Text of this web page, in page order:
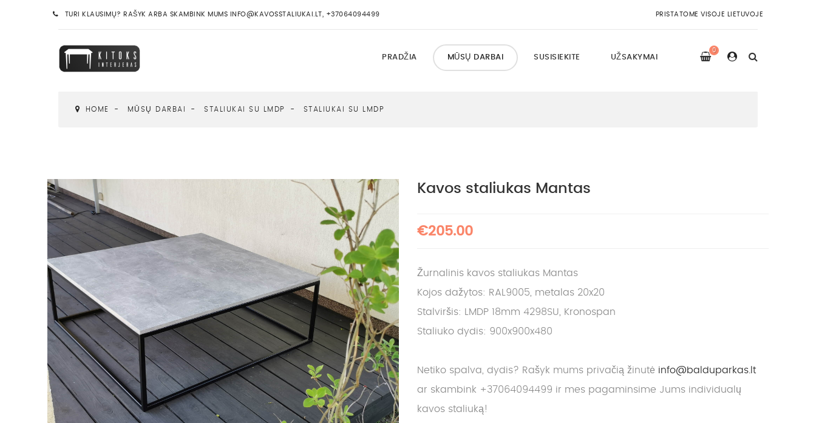
TURI KLAUSIMŲ? RAŠYK ARBA SKAMBINK MUMS INFO@KAVOSSTALIUKAI.LT, +37064094499 PRISTATOME VISOJE LIETUVOJE
PRADŽIA MŪSŲ DARBAI SUSISIEKITE UŽSAKYMAI
0
HOME MŪSŲ DARBAI STALIUKAI SU LMDP STALIUKAI SU LMDP
Kavos staliukas Mantas
€205.00
Žurnalinis kavos staliukas Mantas
Kojos dažytos: RAL9005, metalas 20x20
Stalviršis: LMDP 18mm 4298SU, Kronospan
Staliuko dydis: 900x900x480
Netiko spalva, dydis? Rašyk mums privačią žinutė info@balduparkas.lt
ar skambink +37064094499 ir mes pagaminsime Jums individualų
kavos staliuką!